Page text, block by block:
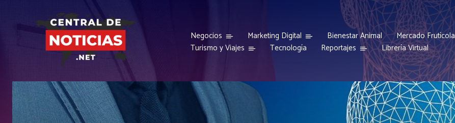
Negocios Marketing Digital Bienestar Animal
Mercado Frutícola
Turismo y Viajes
Tecnología Reportajes Librería Virtual